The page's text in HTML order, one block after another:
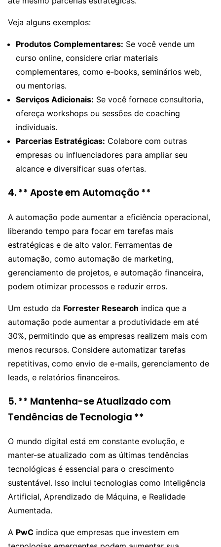
Veja alguns exemplos:
Produtos Complementares: Se você vende um
curso online, considere criar materiais
complementares, como e-books, seminários web,
ou mentorias.
Serviços Adicionais: Se você fornece consultoria,
ofereça workshops ou sessões de coaching
individuais.
Parcerias Estratégicas: Colabore com outras
empresas ou influenciadores para ampliar seu
alcance e diversificar suas ofertas.
4. ** Aposte em Automação **
A automação pode aumentar a eficiência operacional,
liberando tempo para focar em tarefas mais
estratégicas e de alto valor. Ferramentas de
automação, como automação de marketing,
gerenciamento de projetos, e automação financeira,
podem otimizar processos e reduzir erros.
Um estudo da Forrester Research indica que a
automação pode aumentar a produtividade em até
30%, permitindo que as empresas realizem mais com
menos recursos. Considere automatizar tarefas
repetitivas, como envio de e-mails, gerenciamento de
leads, e relatórios financeiros.
5. ** Mantenha-se Atualizado com
Tendências de Tecnologia **
O mundo digital está em constante evolução, e
manter-se atualizado com as últimas tendências
tecnológicas é essencial para o crescimento
sustentável. Isso inclui tecnologias como Inteligência
Artificial, Aprendizado de Máquina, e Realidade
Aumentada.
A PwC indica que empresas que investem em